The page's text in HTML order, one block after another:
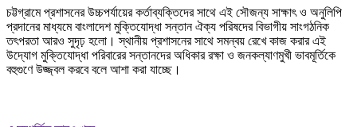
চট্টগ্রামে প্রশাসনের উচ্চপর্যায়ের কর্তাব্যক্তিদের সাথে এই সৌজন্য সাক্ষাৎ ও অনুলিপি
প্রদানের মাধ্যমে বাংলাদেশ মুক্তিযোদ্ধা সন্তান ঐক্য পরিষদের বিভাগীয় সাংগঠনিক
তৎপরতা আরও সুদৃঢ় হলো। স্থানীয় প্রশাসনের সাথে সমন্বয় রেখে কাজ করার এই
উদ্যোগ মুক্তিযোদ্ধা পরিবারের সন্তানদের অধিকার রক্ষা ও জনকল্যাণমুখী ভাবমূর্তিকে
বহুগুণে উজ্জ্বল করবে বলে আশা করা যাচ্ছে।